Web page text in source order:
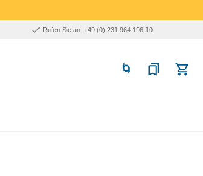
Rufen Sie an: +49 (0) 231 964 196 10